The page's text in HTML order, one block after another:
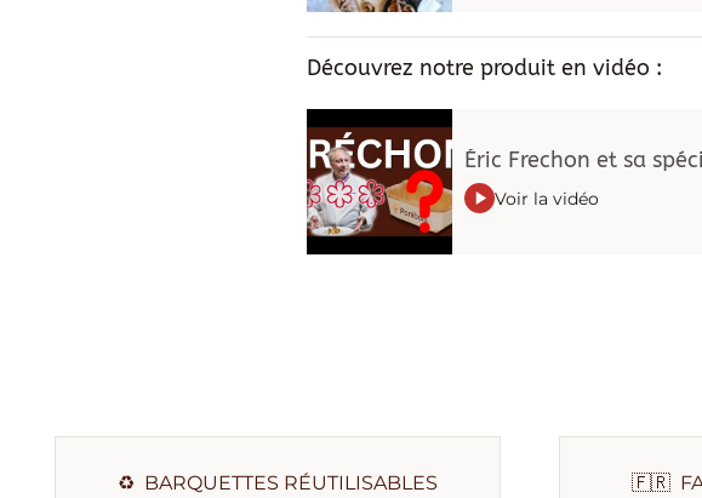
Découvrez notre produit en vidéo :
Éric Frechon et sa
Voir la vidéo
♻️ BARQUETTES RÉUTILISABLES 🇫🇷